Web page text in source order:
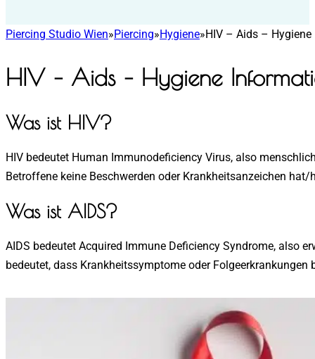
Piercing Studio Wien»Piercing»Hygiene»HIV – Aids –
HIV – Aids – Hygiene
Was ist HIV?
HIV bedeutet Human Immunodeficiency Virus, also
Betroffene keine Beschwerden oder Krankheitsanzeichen hat/
Was ist AIDS?
AIDS bedeutet Acquired Immune Deficiency Syndrome, also
bedeutet, dass Krankheitssymptome oder